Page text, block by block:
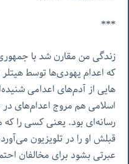
***
زندگی من مقارن شد با
که اعدام یهودی‌ها توسط هیتلر
هایی از آدم‌های اعدامی
اسلامی هم مروج اعدام‌های
رسانه‌ای بود. یعنی کسی را
قبلش او را در تلویزیون
عبرتی بشود برای مخالفان